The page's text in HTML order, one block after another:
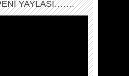
YAYLASI…….